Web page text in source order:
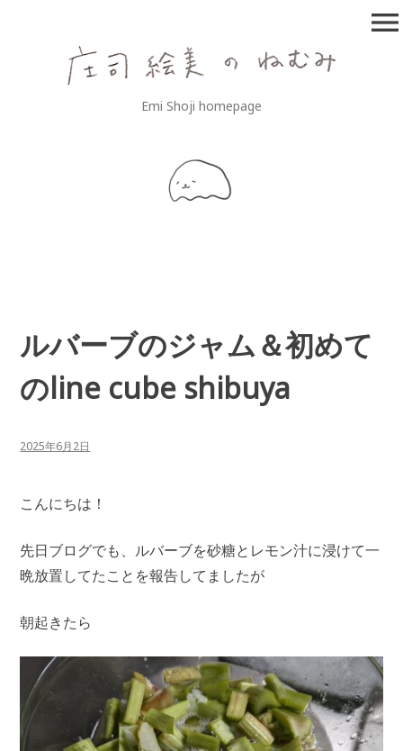
庄司絵美のねむみ
Emi Shoji homepage
menu
ルバーブのジャム＆初めて
のline cube shibuya
2025年6月2日
こんにちは！
先日ブログでも、ルバーブを砂糖とレモン汁に浸けて一
晩放置してたことを報告してましたが
朝起きたら